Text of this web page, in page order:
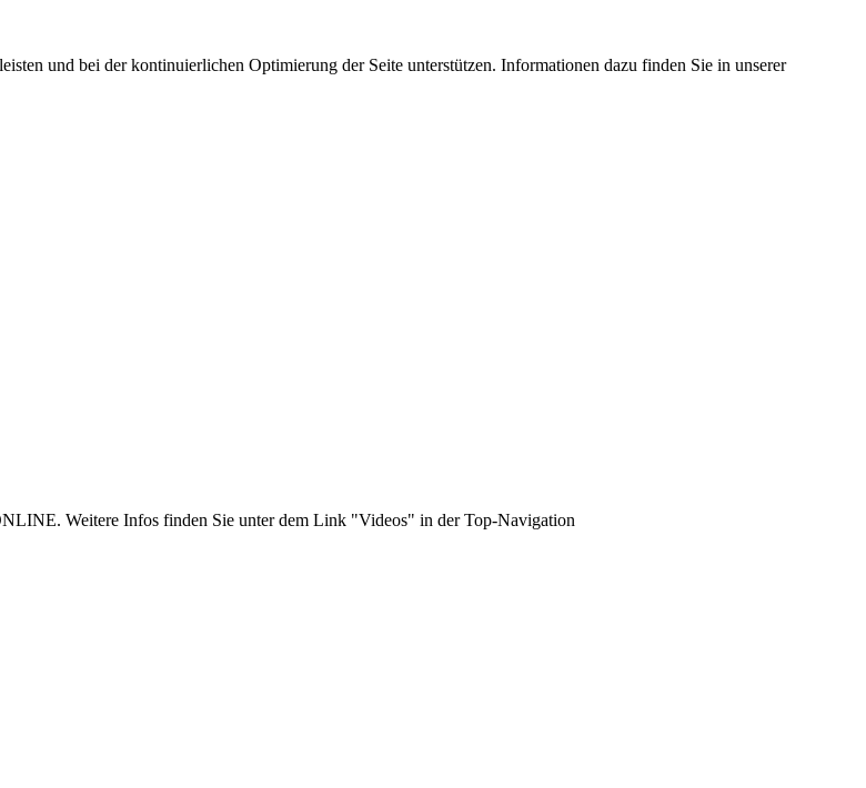
und bei der kontinuierlichen Optimierung der Seite unterstützen. Informationen dazu finden Sie in unserer
Weitere Infos finden Sie unter dem Link "Videos" in der Top-Navigation